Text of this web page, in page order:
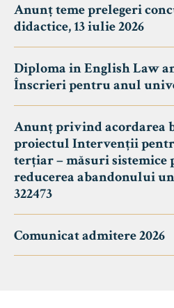
Anunț teme prelegeri
didactice, 13 iulie 2026
Diploma in English Law
Înscrieri pentru anul
Anunț privind acordarea
proiectul Intervenții
terțiar – măsuri sistemice
reducerea abandonului
322473
Comunicat admitere 2026